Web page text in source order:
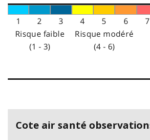
1 2 3 4 5 6 7
Risque faible
(1 - 3)
Risque modéré
(4 - 6)
Cote air santé